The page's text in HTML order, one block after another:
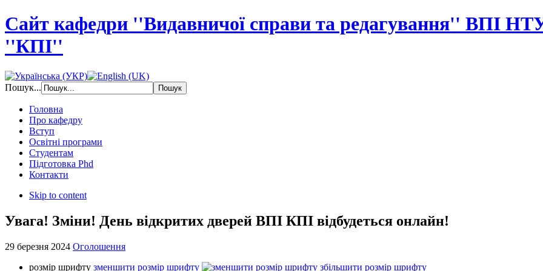
Сайт кафедри ''Видавничої справи та редагування'' ВПІ
''КПІ''
Пошук...
Головна
Про кафедру
Вступ
Освітні програми
Студентам
Підготовка Phd
Контакти
Skip to content
Увага! Зміни! День відкритих дверей ВПІ КПІ відбудеться онлайн!
29 березня 2024 Оголошення
розмір шрифту зменшити розмір шрифту збільшити розмір шрифту